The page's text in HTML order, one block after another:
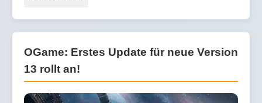
OGame: Erstes Update für neue Version
13 rollt an!